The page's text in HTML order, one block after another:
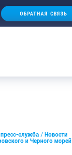
ОБРАТНАЯ СВЯЗЬ
служба
Новости
и Черного